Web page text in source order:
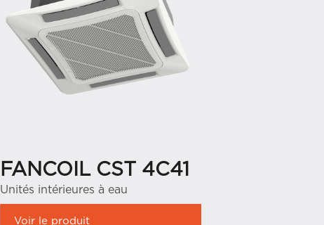
FANCOIL CST 4C41
Unités intérieures à eau
Voir le produit